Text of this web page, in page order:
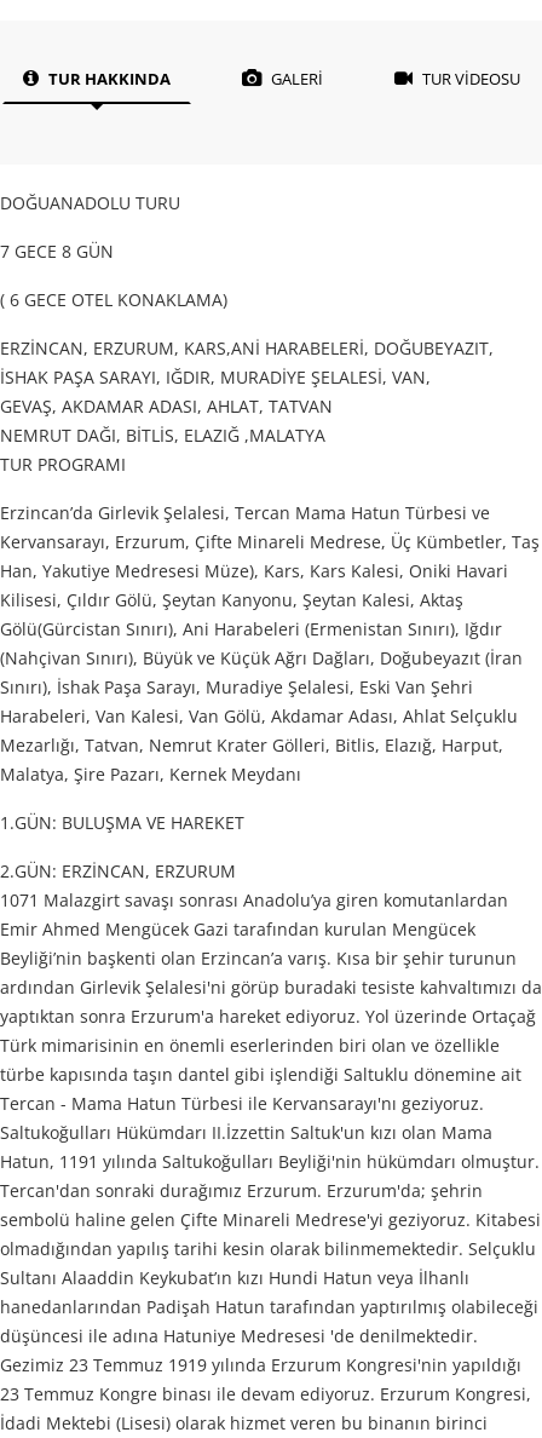
TUR HAKKINDA GALERİ TUR VİDEOSU
DOĞUANADOLU TURU
7 GECE 8 GÜN
( 6 GECE OTEL KONAKLAMA)
ERZİNCAN, ERZURUM, KARS,ANİ HARABELERİ, DOĞUBEYAZIT,
İSHAK PAŞA SARAYI, IĞDIR, MURADİYE ŞELALESİ, VAN,
GEVAŞ, AKDAMAR ADASI, AHLAT, TATVAN
NEMRUT DAĞI, BİTLİS, ELAZIĞ ,MALATYA
TUR PROGRAMI
Erzincan’da Girlevik Şelalesi, Tercan Mama Hatun Türbesi ve
Kervansarayı, Erzurum, Çifte Minareli Medrese, Üç Kümbetler, Taş
Han, Yakutiye Medresesi Müze), Kars, Kars Kalesi, Oniki Havari
Kilisesi, Çıldır Gölü, Şeytan Kanyonu, Şeytan Kalesi, Aktaş
Gölü(Gürcistan Sınırı), Ani Harabeleri (Ermenistan Sınırı), Iğdır
(Nahçivan Sınırı), Büyük ve Küçük Ağrı Dağları, Doğubeyazıt (İran
Sınırı), İshak Paşa Sarayı, Muradiye Şelalesi, Eski Van Şehri
Harabeleri, Van Kalesi, Van Gölü, Akdamar Adası, Ahlat Selçuklu
Mezarlığı, Tatvan, Nemrut Krater Gölleri, Bitlis, Elazığ, Harput,
Malatya, Şire Pazarı, Kernek Meydanı
1.GÜN: BULUŞMA VE HAREKET
2.GÜN: ERZİNCAN, ERZURUM
1071 Malazgirt savaşı sonrası Anadolu’ya giren komutanlardan
Emir Ahmed Mengücek Gazi tarafından kurulan Mengücek
Beyliği’nin başkenti olan Erzincan’a varış. Kısa bir şehir turunun
ardından Girlevik Şelalesi'ni görüp buradaki tesiste kahvaltımızı da
yaptıktan sonra Erzurum'a hareket ediyoruz. Yol üzerinde Ortaçağ
Türk mimarisinin en önemli eserlerinden biri olan ve özellikle
türbe kapısında taşın dantel gibi işlendiği Saltuklu dönemine ait
Tercan - Mama Hatun Türbesi ile Kervansarayı'nı geziyoruz.
Saltukoğulları Hükümdarı II.İzzettin Saltuk'un kızı olan Mama
Hatun, 1191 yılında Saltukoğulları Beyliği'nin hükümdarı olmuştur.
Tercan'dan sonraki durağımız Erzurum. Erzurum'da; şehrin
sembolü haline gelen Çifte Minareli Medrese'yi geziyoruz. Kitabesi
olmadığından yapılış tarihi kesin olarak bilinmemektedir. Selçuklu
Sultanı Alaaddin Keykubat’ın kızı Hundi Hatun veya İlhanlı
hanedanlarından Padişah Hatun tarafından yaptırılmış olabileceği
düşüncesi ile adına Hatuniye Medresesi 'de denilmektedir.
Gezimiz 23 Temmuz 1919 yılında Erzurum Kongresi'nin yapıldığı
23 Temmuz Kongre binası ile devam ediyoruz. Erzurum Kongresi,
İdadi Mektebi (Lisesi) olarak hizmet veren bu binanın birinci